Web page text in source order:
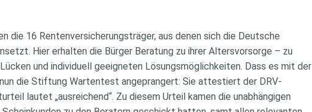
die 16 Rentenversicherungsträger, aus denen sich die Deutsche
Hier erhalten die Bürger Beratung zu ihrer Altersvorsorge – zu
und individuell geeigneten Lösungsmöglichkeiten. Dass es mit der
die Stiftung Wartentest angeprangert: Sie attestiert der DRV-
lautet „ausreichend“. Zu diesem Urteil kamen die unabhängigen